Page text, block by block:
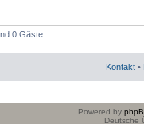
0 Gäste
Kontakt •
Powered by
Deutsche